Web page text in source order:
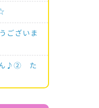
ございま
ん♪② た